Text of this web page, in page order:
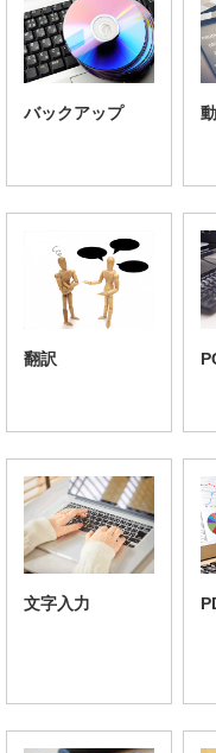
バックアップ
翻訳
文字入力